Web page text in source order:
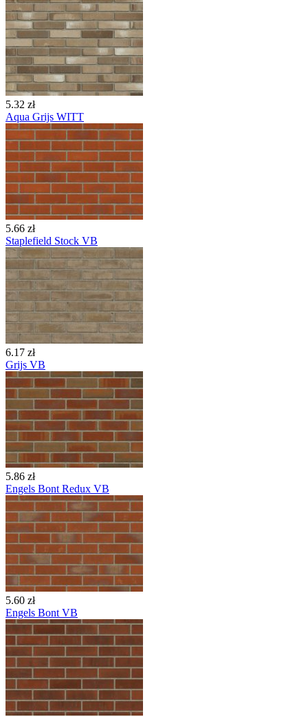
5.32 zł
Aqua Grijs WITT
5.66 zł
Staplefield Stock VB
6.17 zł
Grijs VB
5.86 zł
Engels Bont Redux VB
5.60 zł
Engels Bont VB